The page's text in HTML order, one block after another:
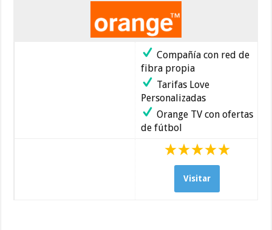
Compañía con red de
fibra propia
Tarifas Love
Personalizadas
Orange TV con ofertas
de fútbol
Visitar